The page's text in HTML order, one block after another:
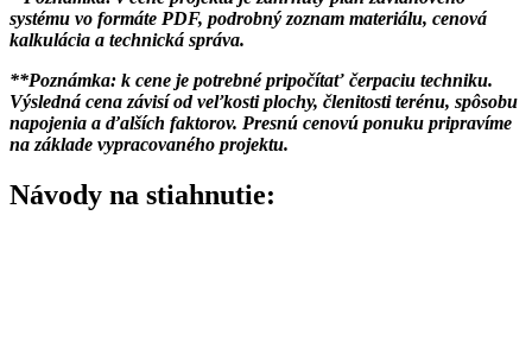
systému vo formáte PDF, podrobný zoznam materiálu, cenová
kalkulácia a technická správa.
**Poznámka: k cene je potrebné pripočítať čerpaciu techniku.
Výsledná cena závisí od veľkosti plochy, členitosti terénu, spôsobu
napojenia a ďalších faktorov. Presnú cenovú ponuku pripravíme
na základe vypracovaného projektu.
Návody na stiahnutie: